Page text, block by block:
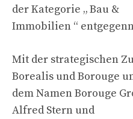
der Kategorie „ Bau &
Immobilien “
Mit der strategischen
Borealis und Borouge
dem Namen Borouge
Alfred Stern und